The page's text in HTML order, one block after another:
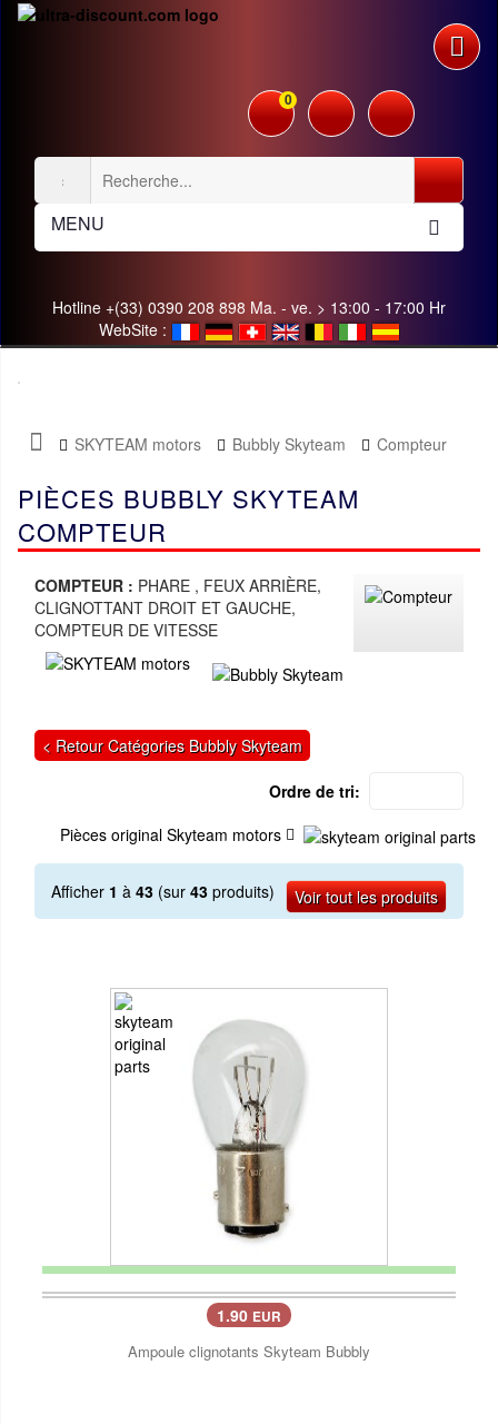
0
MENU
Hotline +(33) 0390 208 898 Ma. - ve. > 13:00 - 17:00 Hr
WebSite :
SKYTEAM motors Bubbly Skyteam Compteur
PIÈCES BUBBLY SKYTEAM
COMPTEUR
COMPTEUR : PHARE , FEUX ARRIÈRE,
CLIGNOTTANT DROIT ET GAUCHE,
COMPTEUR DE VITESSE
< Retour Catégories Bubbly Skyteam
Ordre de tri:
Pièces original Skyteam motors
Afficher 1 à 43 (sur 43 produits) Voir tout les produits
1.90 EUR
Ampoule clignotants Skyteam Bubbly